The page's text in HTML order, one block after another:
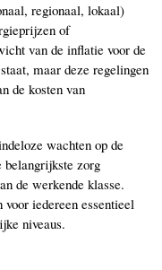
regionaal, lokaal)
of
van de inflatie voor de
maar deze regelingen
de kosten van
wachten op de
belangrijkste zorg
de werkende klasse.
iedereen essentieel
niveaus.